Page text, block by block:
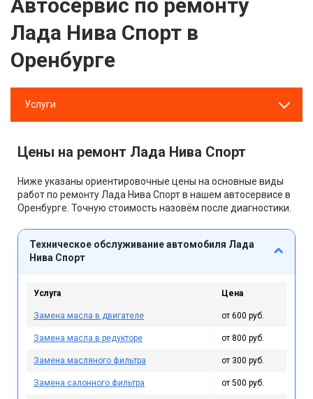
Автосервис по ремонту
Лада Нива Спорт в
Оренбурге
Услуги
Цены на ремонт Лада Нива Спорт
Ниже указаны ориентировочные цены на основные виды
работ по ремонту Лада Нива Спорт в нашем автосервисе в
Оренбурге. Точную стоимость назовём после диагностики.
Техническое обслуживание автомобиля Лада
Нива Спорт
Услуга Цена
Замена масла в двигателе от 600 руб.
Замена масла в редукторе от 800 руб.
Замена масляного фильтра от 300 руб.
Замена салонного фильтра от 500 руб.